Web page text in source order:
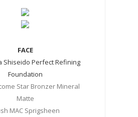
FACE
Shiseido Perfect Refining
Foundation
Star Bronzer Mineral
Matte
MAC Sprigsheen